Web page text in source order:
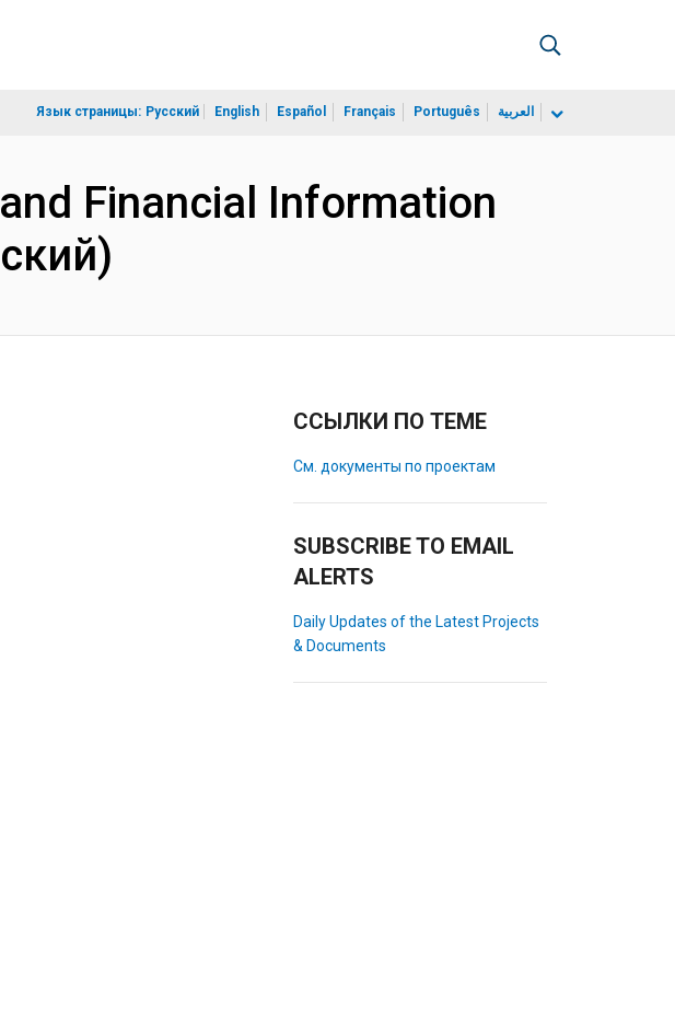
Язык страницы: Русский English Español Français Português العربية
Financial Information
ССЫЛКИ ПО ТЕМЕ
См. документы по проектам
SUBSCRIBE TO EMAIL
ALERTS
Daily Updates of the Latest Projects
& Documents